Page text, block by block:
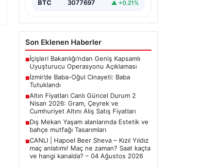
BTC 3077697 ▲ +0.21%
Son Eklenen Haberler
■İçişleri Bakanlığı’ndan Geniş Kapsamlı
Uyuşturucu Operasyonu Açıklaması
■İzmir’de Baba-Oğul Cinayeti: Baba
Tutuklandı
■Altın Fiyatları Canlı Güncel Durum 2
Nisan 2026: Gram, Çeyrek ve
Cumhuriyet Altını Alış Satış Fiyatları
■Dış Mekan Yaşam alanlarında Estetik ve
bahçe mutfağı Tasarımları
■CANLI | Hapoel Beer Sheva – Kızıl Yıldız
maç anlatımı! Maç ne zaman? Saat kaçta
ve hangi kanalda? – 04 Ağustos 2026